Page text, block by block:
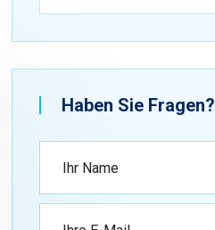
Haben Sie Fragen?